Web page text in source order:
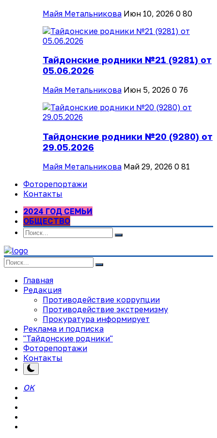
Майя Метальникова Июн 10, 2026 0 80
Тайдонские родники №21 (9281) от
05.06.2026
Майя Метальникова Июн 5, 2026 0 76
Тайдонские родники №20 (9280) от
29.05.2026
Майя Метальникова Май 29, 2026 0 81
Фоторепортажи
Контакты
2024 ГОД СЕМЬИ
ОБЩЕСТВО
Главная
Редакция
Противодействие коррупции
Противодействие экстремизму
Прокуратура информирует
Реклама и подписка
"Тайдонские родники"
Фоторепортажи
Контакты
OK